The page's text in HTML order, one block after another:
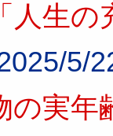
人生の
2025/5/
の実年